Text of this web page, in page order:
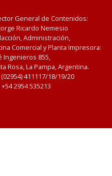
General de Contenidos:
Ricardo Nemesio
Administración,
Comercial y Planta Impresora:
Ingenieros 855,
Rosa, La Pampa, Argentina.
411117/18/19/20
+54 2954 535213